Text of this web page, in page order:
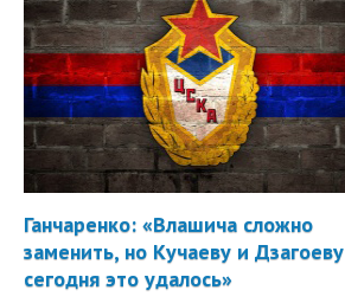
Ганчаренко: «Влашича сложно
заменить, но Кучаеву и Дзагоеву
сегодня это удалось»